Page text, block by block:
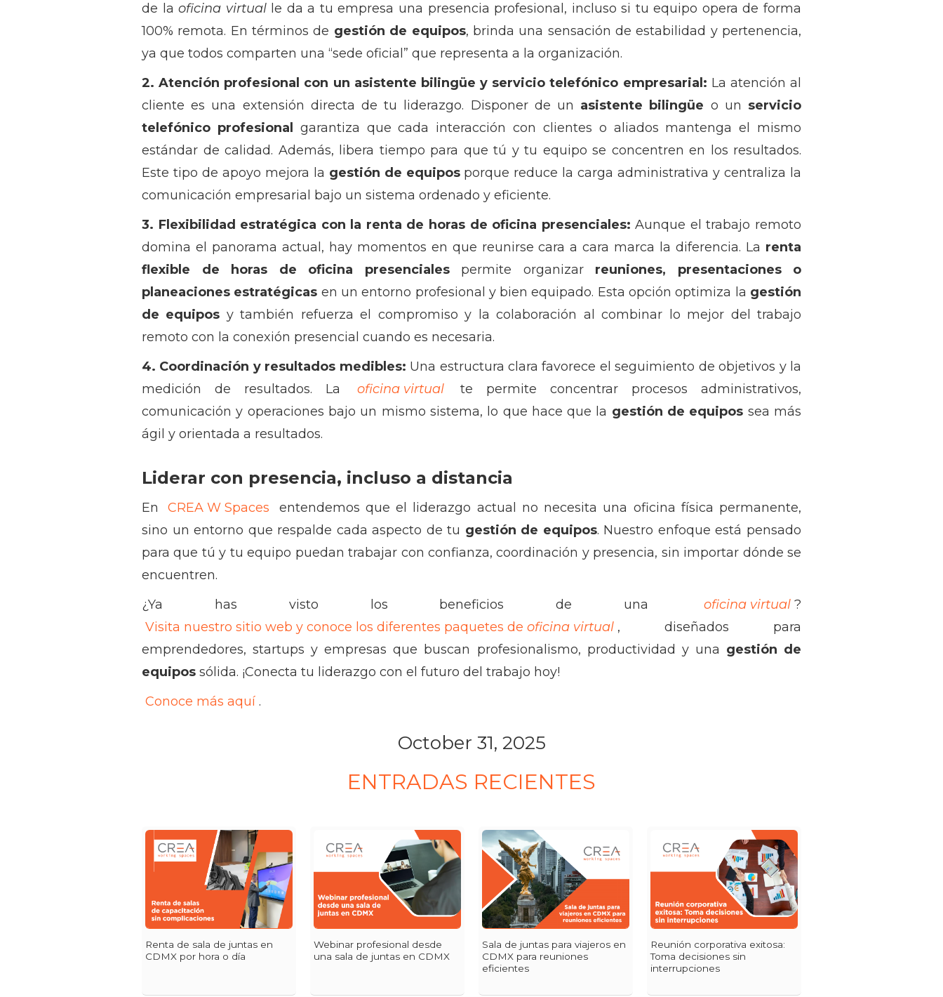
de laoficina virtualle da a tu empresa una presencia profesional, incluso si tu equipo opera de forma
100% remota. En términos de gestión de equipos, brinda una sensación de estabilidad y pertenencia,
ya que todos comparten una “sede oficial” que representa a la organización.
2. Atención profesional con un asistente bilingüe y servicio telefónico empresarial: La atención al
cliente es una extensión directa de tu liderazgo. Disponer de un asistente bilingüe o un servicio
telefónico profesional
garantiza que cada interacción con clientes o aliados mantenga el mismo
estándar de calidad. Además, libera tiempo para que tú y tu equipo se concentren en los resultados.
Este tipo de apoyo mejora la gestión de equiposporque reduce la carga administrativa y centraliza la
comunicación empresarial bajo un sistema ordenado y eficiente.
3. Flexibilidad estratégica con la renta de horas de oficina presenciales: Aunque el trabajo remoto
domina el panorama actual, hay momentos en que reunirse cara a cara marca la diferencia. La renta
flexible de horas de oficina presencialespermite organizar reuniones, presentaciones o
planeaciones estratégicas en un entorno profesional y bien equipado. Esta opción optimiza la gestión
de equipos y también refuerza el compromiso y la colaboración al combinar lo mejor del trabajo
remoto con la conexión presencial cuando es necesaria.
4. Coordinación y resultados medibles: Una estructura clara favorece el seguimiento de objetivos y la
medición de resultados. La
oficina virtual
te permite concentrar procesos administrativos,
comunicación y operaciones bajo un mismo sistema, lo que hace que la gestión de equipos sea más
ágil y orientada a resultados.
Liderar con presencia, incluso a distancia
En CREA W Spaces
entendemos que el liderazgo actual no necesita una oficina física permanente,
sino un entorno que respalde cada aspecto de tu gestión de equipos. Nuestro enfoque está pensado
para que tú y tu equipo puedan trabajar con confianza, coordinación y presencia, sin importar dónde se
encuentren.
¿Ya has visto los beneficios de una
oficina virtual ?
Visita nuestro sitio web y conoce los diferentes paquetes de oficina virtual , diseñados para
emprendedores, startups y empresas que buscan profesionalismo, productividad y una gestión de
equipos sólida. ¡Conecta tu liderazgo con el futuro del trabajo hoy!
Conoce más aquí .
October 31, 2025
ENTRADAS RECIENTES
Renta de sala de juntas en
CDMX por hora o día
Webinar profesional desde
una sala de juntas en CDMX
Sala de juntas para viajeros en
CDMX para reuniones
eficientes
Reunión corporativa exitosa:
Toma decisiones sin
interrupciones